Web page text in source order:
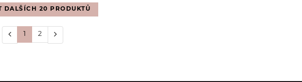
DALŠÍCH 20 PRODUKTŮ
1 2